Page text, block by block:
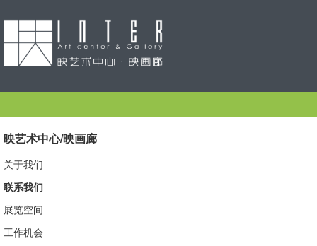
映艺术中心/映画廊
关于我们
联系我们
展览空间
工作机会